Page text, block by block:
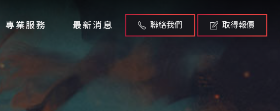
專業服務 最新消息 聯絡我們 取得報價